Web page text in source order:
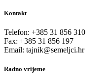
Kontakt
Telefon: +385 31 856 310
Fax: +385 31 856 197
Email: tajnik@semeljci.hr
Radno vrijeme